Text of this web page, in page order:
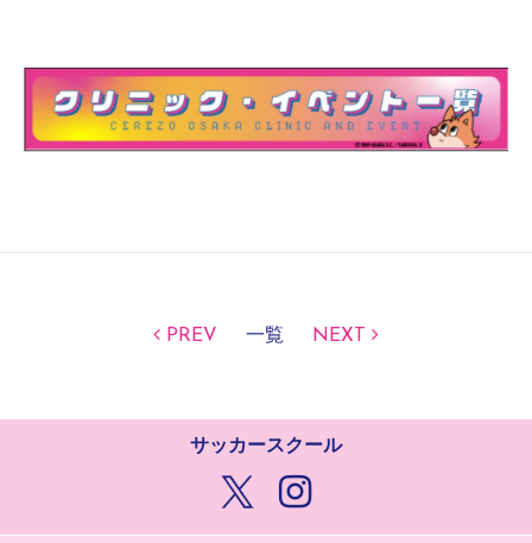
PREV 一覧 NEXT
サッカースクール